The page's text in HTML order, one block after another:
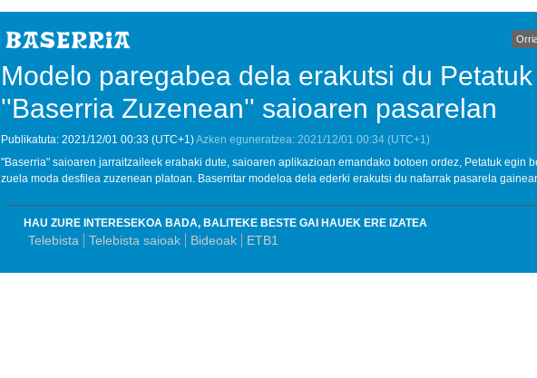
Modelo paregabea dela erakutsi du Petatuk
''Baserria Zuzenean'' saioaren pasarelan
Publikatuta: 2021/12/01 00:33 (UTC+1)Azken eguneratzea: 2021/12/01 00:34 (UTC+1)
"Baserria" saioaren jarraitzaileek erabaki dute, saioaren aplikazioan emandako botoen ordez, Petatuk egin
zuela moda desfilea zuzenean platoan. Baserritar modeloa dela ederki erakutsi du nafarrak pasarela
HAU ZURE INTERESEKOA BADA, BALITEKE BESTE GAI HAUEK ERE IZATEA
Telebista Telebista saioak Bideoak ETB1